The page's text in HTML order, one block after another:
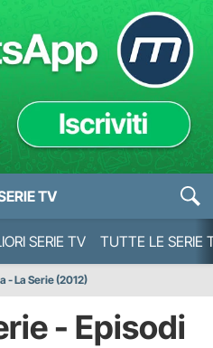
TV
SERIE TV TUTTE LE SERIE
- La Serie (2012)
- Episodi